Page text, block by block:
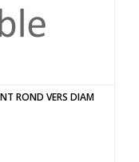
ROND VERS DIAM